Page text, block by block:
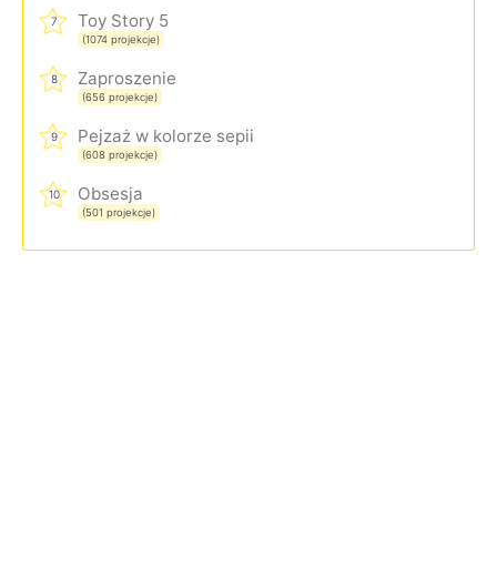
7 Toy Story 5
(1074 projekcje)
8 Zaproszenie
(656 projekcje)
9 Pejzaż w kolorze sepii
(608 projekcje)
10 Obsesja
(501 projekcje)